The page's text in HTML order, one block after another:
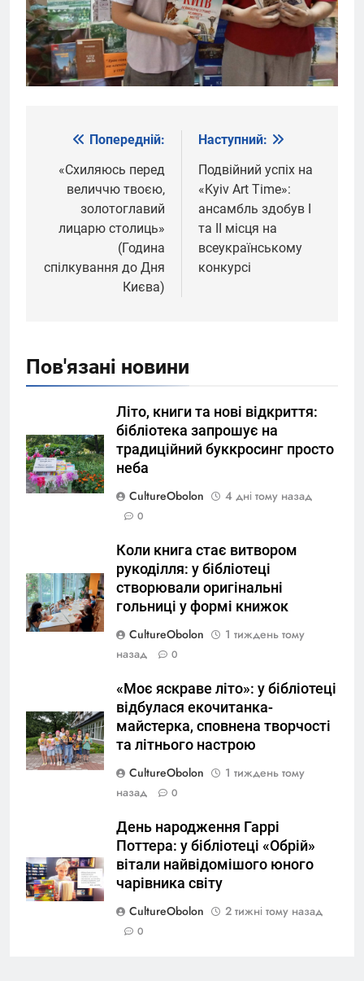
Навігація
записів
Попередній:
«Схиляюсь перед
величчю твоєю,
золотоглавий
лицарю столиць»
(Година
спілкування до Дня
Києва)
Наступний:
Подвійний успіх на
«Kyiv Art Time»:
ансамбль здобув І
та ІІ місця на
всеукраїнському
конкурсі
Пов'язані новини
Літо, книги та нові відкриття:
бібліотека запрошує на
традиційний буккросинг просто
неба
CultureObolon
4 дні тому назад
0
Коли книга стає витвором
рукоділля: у бібліотеці
створювали оригінальні
гольниці у формі книжок
CultureObolon
1 тиждень тому
назад
0
«Моє яскраве літо»: у бібліотеці
відбулася екочитанка-
майстерка, сповнена творчості
та літнього настрою
CultureObolon
1 тиждень тому
назад
0
День народження Гаррі
Поттера: у бібліотеці «Обрій»
вітали найвідомішого юного
чарівника світу
CultureObolon
2 тижні тому назад
0